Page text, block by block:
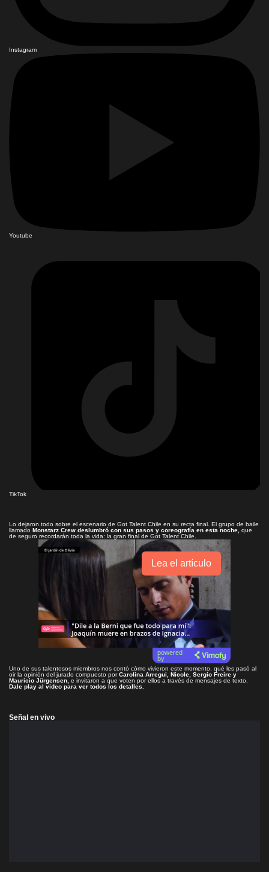
Instagram
Youtube
TikTok
Lo dejaron todo sobre el escenario de Got Talent Chile en su recta final. El grupo de baile
llamado Monstarz Crew deslumbró con sus pasos y coreografía en esta noche, que
de seguro recordarán toda la vida: la gran final de Got Talent Chile.
Lea el artículo
powered
by
Uno de sus talentosos miembros nos contó cómo vivieron este momento, qué les pasó al
oir la opinión del jurado compuesto porCarolina Arregui, Nicole, Sergio Freire y
Mauricio Jürgensen, e invitaron a que voten por ellos a través de mensajes de texto.
Dale play al video para ver todos los detalles.
Señal en vivo